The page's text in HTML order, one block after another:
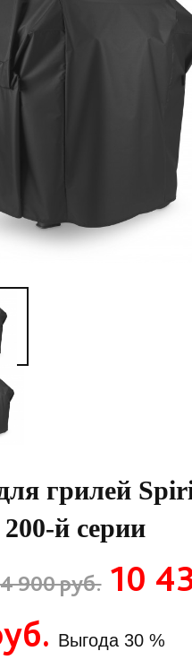
грилей
200-й серии
900 руб. 10
Выгода 30 %